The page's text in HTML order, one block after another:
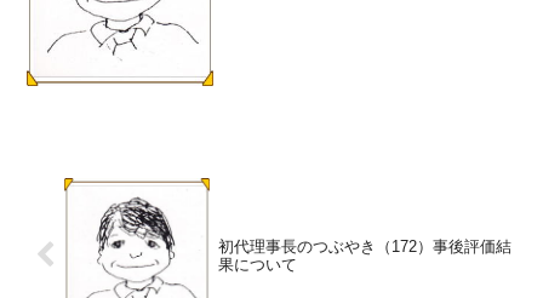
初代理事長のつぶやき（172）事後評価結
果について